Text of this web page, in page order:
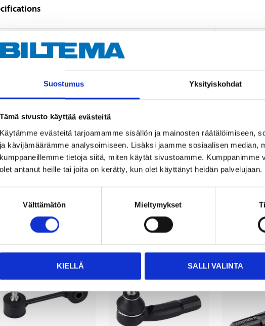
Suostumus Yksityiskohdat
Tämä sivusto käyttää evästeitä
Käytämme evästeitä tarjoamamme sisällön ja mainosten räätälöimiseen,
ja kävijämäärämme analysoimiseen. Lisäksi jaamme sosiaalisen median,
kumppaneillemme tietoja siitä, miten käytät sivustoamme. Kumppanimme
olet antanut heille tai joita on kerätty, kun olet käyttänyt heidän palvelujaan.
Välttämätön Mieltymykset
KIELLÄ SALLI VALINTA
Lower
Other customers also